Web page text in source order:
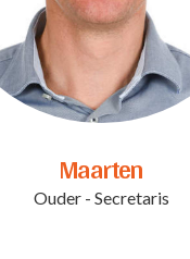
Maarten
Ouder - Secretaris